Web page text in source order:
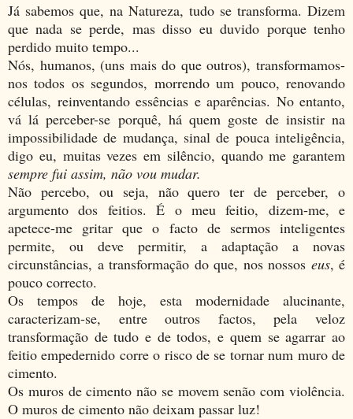
Já sabemos que, na Natureza, tudo se transforma. Dizem
que nada se perde, mas disso eu duvido porque tenho
perdido muito tempo...
Nós, humanos, (uns mais do que outros), transformamos-
nos todos os segundos, morrendo um pouco, renovando
células, reinventando essências e aparências. No entanto,
vá lá perceber-se porquê, há quem goste de insistir na
impossibilidade de mudança, sinal de pouca inteligência,
digo eu, muitas vezes em silêncio, quando me garantem
sempre fui assim, não vou mudar.
Não percebo, ou seja, não quero ter de perceber, o
argumento dos feitios. É o meu feitio, dizem-me, e
apetece-me gritar que o facto de sermos inteligentes
permite, ou deve permitir, a adaptação a novas
circunstâncias, a transformação do que, nos nossos eus, é
pouco correcto.
Os tempos de hoje, esta modernidade alucinante,
caracterizam-se, entre outros factos, pela veloz
transformação de tudo e de todos, e quem se agarrar ao
feitio empedernido corre o risco de se tornar num muro de
cimento.
Os muros de cimento não se movem senão com violência.
O muros de cimento não deixam passar luz!